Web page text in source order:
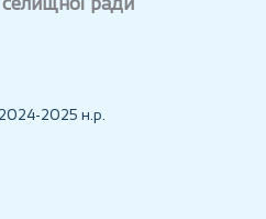
селищної ради
2025 н.р.